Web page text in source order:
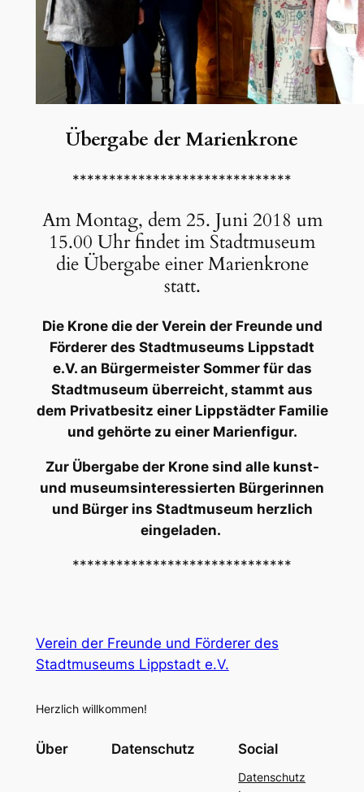
Übergabe der Marienkrone
******************************
Am Montag, dem 25. Juni 2018 um
15.00 Uhr findet im Stadtmuseum
die Übergabe einer Marienkrone
statt.
Die Krone die der Verein der Freunde und
Förderer des Stadtmuseums Lippstadt
e.V. an Bürgermeister Sommer für das
Stadtmuseum überreicht, stammt aus
dem Privatbesitz einer Lippstädter Familie
und gehörte zu einer Marienfigur.
Zur Übergabe der Krone sind alle kunst-
und museumsinteressierten Bürgerinnen
und Bürger ins Stadtmuseum herzlich
eingeladen.
******************************
Verein der Freunde und Förderer des
Stadtmuseums Lippstadt e.V.
Herzlich willkommen!
Über Datenschutz Social
Datenschutz